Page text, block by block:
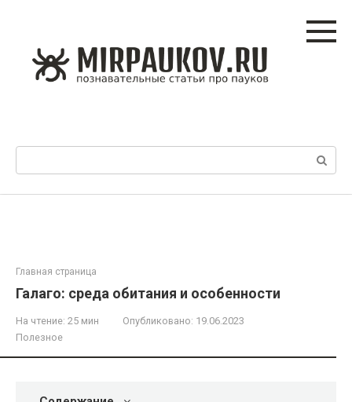
Главная страница
Галаго: среда обитания и особенности
На чтение: 25 мин Опубликовано: 19.06.2023
Полезное